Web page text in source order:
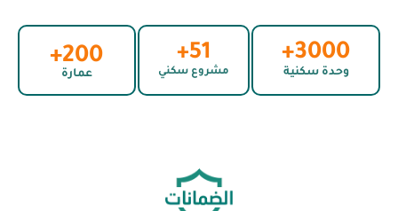
3000+
وحدة سكنية
51+
مشروع سكني
200+
عمارة